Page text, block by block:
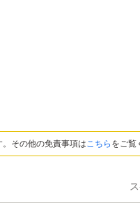
その他の免責事項はこちら をご覧